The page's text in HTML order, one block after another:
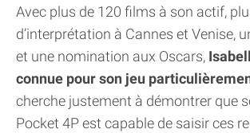
Avec plus de 120 films à son actif,
d’interprétation à Cannes et Venise,
et une nomination aux Oscars,
connue pour son jeu
cherche justement à démontrer que
Pocket 4P est capable de saisir ces